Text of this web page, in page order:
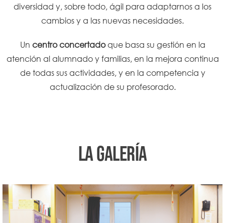
diversidad y, sobre todo, ágil para adaptarnos a los
cambios y a las nuevas necesidades.
Un centro concertadoque basa su gestión en la
atención al alumnado y familias, en la mejora continua
de todas sus actividades, y en la competencia y
actualización de su profesorado.
LA GALERÍA